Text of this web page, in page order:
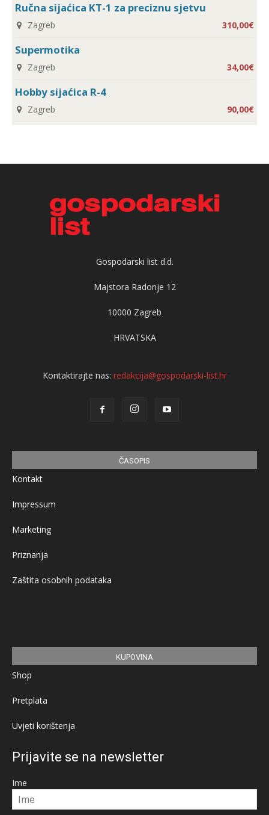
Ručna sijaćica KT-1 za preciznu sjetvu
Zagreb 310,00€
Supermotika
Zagreb 34,00€
Hobby sijaćica R-4
Zagreb 90,00€
Gospodarski list d.d.
Majstora Radonje 12
10000 Zagreb
HRVATSKA
Kontaktirajte nas: redakcija@gospodarski-list.hr
ČASOPIS
Kontakt
Impressum
Marketing
Priznanja
Zaštita osobnih podataka
KUPOVINA
Shop
Pretplata
Uvjeti korištenja
Prijavite se na newsletter
Ime